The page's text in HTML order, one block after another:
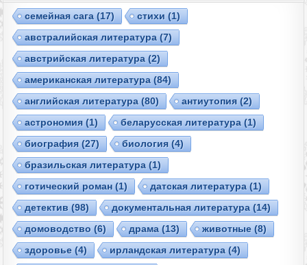
cемейная сага (17) cтихи (1)
австралийская литература (7)
австрийская литература (2)
американская литература (84)
английская литература (80) антиутопия (2)
астрономия (1) беларусская литература (1)
биография (27) биология (4)
бразильская литература (1)
готический роман (1) датская литература (1)
детектив (98) документальная литература (14)
домоводство (6) драма (13) животные (8)
здоровье (4) ирландская литература (4)